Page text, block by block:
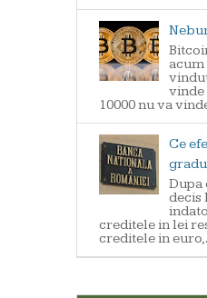
acum
vinde
10000 nu va
Ce
Dupa
decis
creditele in lei
creditele in